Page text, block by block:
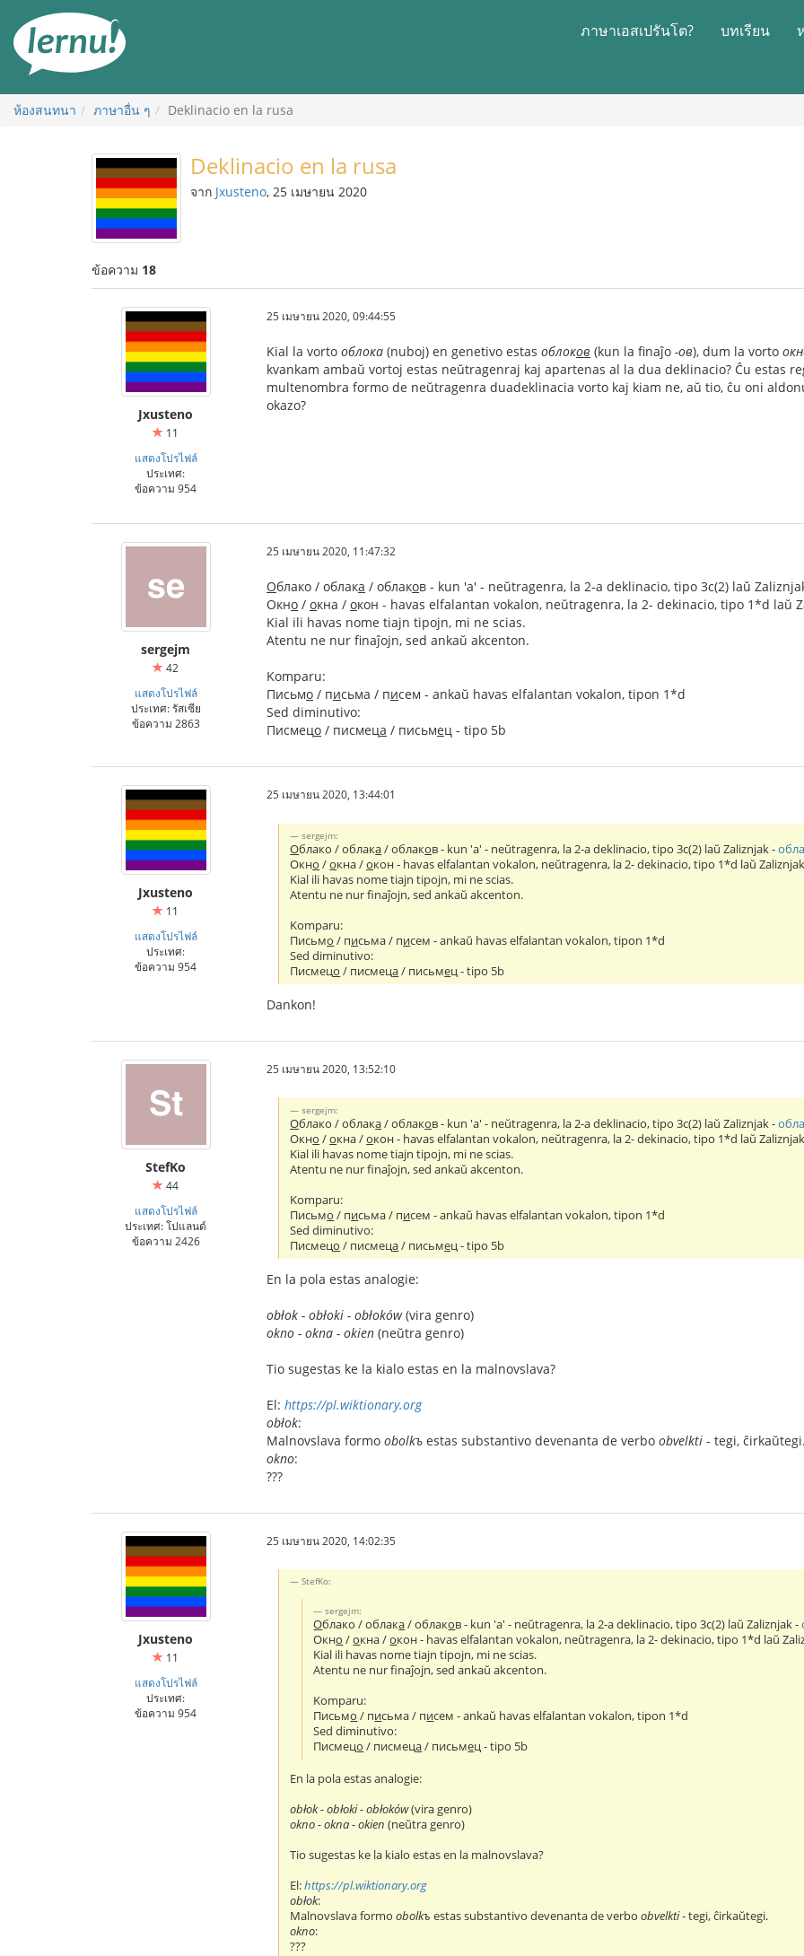
สารบัญ
ภาษาเอสเปรันโต? บทเรียน
ห้องสนทนา ภาษาอื่น ๆ Deklinacio en la rusa
Deklinacio en la rusa
จาก Jxusteno, 25 เมษายน 2020
ข้อความ 18
Jxusteno
11
แสดงโปรไฟล์
ประเทศ:
ข้อความ 954
25 เมษายน 2020, 09:44:55
Kial la vorto облока (nuboj) en genetivo estas облоков (kun la finaĵo -ов), dum la vorto
kvankam ambaŭ vortoj estas neŭtragenraj kaj apartenas al la dua deklinacio? Ĉu estas
multenombra formo de neŭtragenra duadeklinacia vorto kaj kiam ne, aŭ tio, ĉu oni
okazo?
sergejm
42
แสดงโปรไฟล์
ประเทศ: รัสเซีย
ข้อความ 2863
25 เมษายน 2020, 11:47:32
Облако / облака / облаков - kun 'а' - neŭtragenra, la 2-a deklinacio, tipo 3c(2) laŭ
Окно / окна / окон - havas elfalantan vokalon, neŭtragenra, la 2- dekinacio, tipo 1*d laŭ
Kial ili havas nome tiajn tipojn, mi ne scias.
Atentu ne nur finaĵojn, sed ankaŭ akcenton.
Komparu:
Письмо / письма / писем - ankaŭ havas elfalantan vokalon, tipon 1*d
Sed diminutivo:
Писмецо / писмеца / письмец - tipo 5b
Jxusteno
11
แสดงโปรไฟล์
ประเทศ:
ข้อความ 954
25 เมษายน 2020, 13:44:01
sergejm:
Облако / облака/ облаков - kun 'а' - neŭtragenra, la 2-a deklinacio, tipo 3c(2) laŭ Zaliznjak -
Окно /окна /окон - havas elfalantan vokalon, neŭtragenra, la 2- dekinacio, tipo 1*d laŭ
Kial ili havas nome tiajn tipojn, mi ne scias.
Atentu ne nur finaĵojn, sed ankaŭ akcenton.
Komparu:
Письмо / письма / писем - ankaŭ havas elfalantan vokalon, tipon 1*d
Sed diminutivo:
Писмецо / писмеца/ письмец - tipo 5b
Dankon!
StefKo
44
แสดงโปรไฟล์
ประเทศ: โปแลนด์
ข้อความ 2426
25 เมษายน 2020, 13:52:10
sergejm:
Облако / облака/ облаков - kun 'а' - neŭtragenra, la 2-a deklinacio, tipo 3c(2) laŭ Zaliznjak -
Окно /окна /окон - havas elfalantan vokalon, neŭtragenra, la 2- dekinacio, tipo 1*d laŭ
Kial ili havas nome tiajn tipojn, mi ne scias.
Atentu ne nur finaĵojn, sed ankaŭ akcenton.
Komparu:
Письмо / письма / писем - ankaŭ havas elfalantan vokalon, tipon 1*d
Sed diminutivo:
Писмецо / писмеца/ письмец - tipo 5b
En la pola estas analogie:
obłok - obłoki - obłoków(vira genro)
okno - okna - okien (neŭtra genro)
Tio sugestas ke la kialo estas en la malnovslava?
El: https://pl.wiktionary.org
obłok:
Malnovslava formo obolkъ estas substantivo devenanta de verbo obvelkti - tegi,
okno:
???
Jxusteno
11
แสดงโปรไฟล์
ประเทศ:
ข้อความ 954
25 เมษายน 2020, 14:02:35
StefKo:
sergejm:
Облако / облака/ облаков - kun 'а' - neŭtragenra, la 2-a deklinacio, tipo 3c(2) laŭ Zaliznjak -
Окно /окна /окон - havas elfalantan vokalon, neŭtragenra, la 2- dekinacio, tipo 1*d laŭ
Kial ili havas nome tiajn tipojn, mi ne scias.
Atentu ne nur finaĵojn, sed ankaŭ akcenton.
Komparu:
Письмо / письма / писем - ankaŭ havas elfalantan vokalon, tipon 1*d
Sed diminutivo:
Писмецо / писмеца/ письмец - tipo 5b
En la pola estas analogie:
obłok - obłoki - obłoków(vira genro)
okno - okna - okien (neŭtra genro)
Tio sugestas ke la kialo estas en la malnovslava?
El:https://pl.wiktionary.org
obłok:
Malnovslava formoobolkъ estas substantivo devenanta de verboobvelkti- tegi, ĉirkaŭtegi.
okno:
???